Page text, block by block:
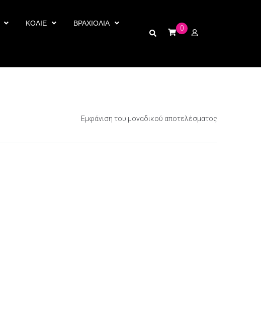
ΚΟΛΙΕ ΒΡΑΧΙΟΛΙΑ 0
Εμφάνιση του μοναδικού αποτελέσματος